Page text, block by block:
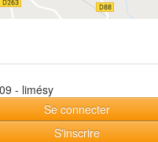
Se connecter
S'inscrire